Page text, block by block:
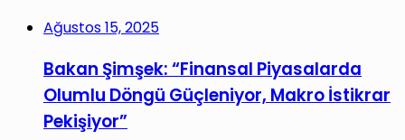
Ağustos 15, 2025
Bakan Şimşek: “Finansal Piyasalarda
Olumlu Döngü Güçleniyor, Makro İstikrar
Pekişiyor”